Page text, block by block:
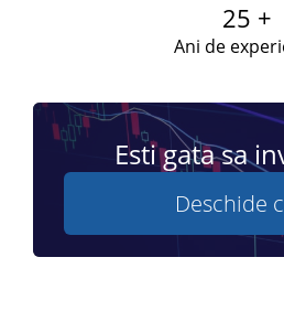
25 +
Ani de
Esti gata sa
Deschide